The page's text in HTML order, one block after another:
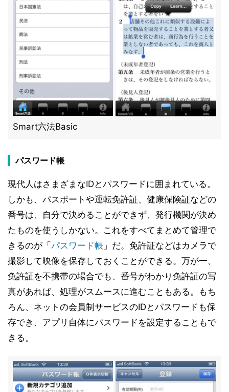
Smart六法Basic
パスワード帳
現代人はさまざまなIDとパスワードに囲まれている。
しかも、パスポートや運転免許証、健康保険証などの
番号は、自分で決めることができず、発行機関が決め
たものを使うしかない。これをすべてまとめて管理で
きるのが「 パスワード帳 」だ。免許証などはカメラで
撮影して映像を保存しておくことができる。万が一、
免許証を不携帯の場合でも、番号がわかり免許証の写
真があれば、処理がスムースに進むこともある。もち
ろん、ネットの会員制サービスのIDとパスワードも保
存でき、アプリ自体にパスワードを設定することもで
きる。